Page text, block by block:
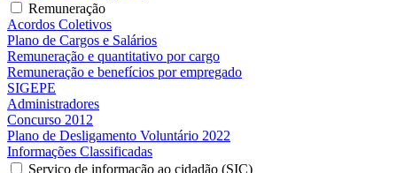
Remuneração
Acordos Coletivos
Plano de Cargos e Salários
Remuneração e quantitativo por cargo
Remuneração e benefícios por empregado
SIGEPE
Administradores
Concurso 2012
Plano de Desligamento Voluntário 2022
Informações Classificadas
Serviço de informação ao cidadão (SIC)